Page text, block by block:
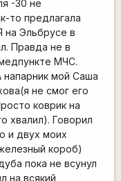
-30 не
то предлагала
на Эльбрусе в
Правда не в
МЧС.
напарник мой Саша
не смог его
коврик на
хвалил). Говорил
и двух моих
короб)
пока не всунул
на всякий